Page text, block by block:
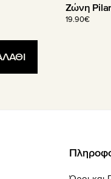
Ζώνη
19.90€